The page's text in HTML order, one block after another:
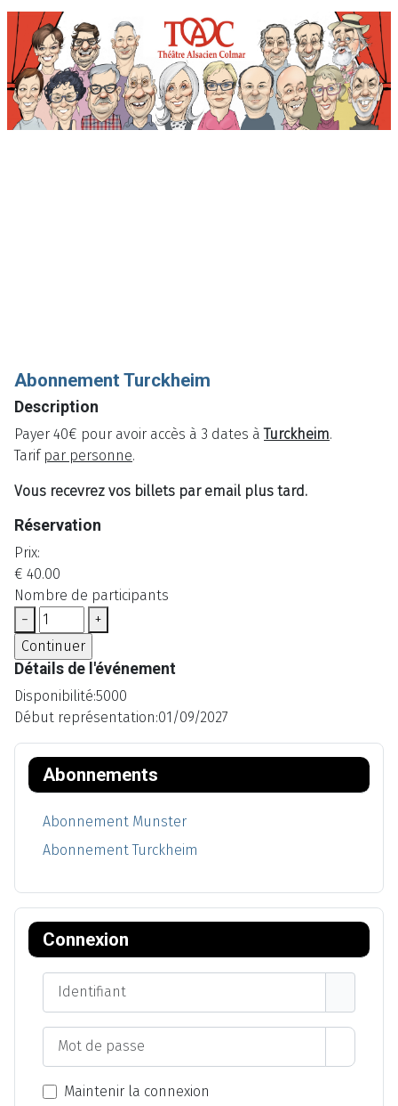
Abonnement Turckheim
Description
Payer 40€ pour avoir accès à 3 dates àTurckheim.
Tarif par personne.
Vous recevrez vos billets par email plus tard.
Réservation
Prix:
€ 40.00
Nombre de participants
−
+
Détails de l'événement
Disponibilité:5000
Début représentation:01/09/2027
Abonnements
Abonnement Munster
Abonnement Turckheim
Connexion
Identifiant
Mot de passe
Maintenir la connexion